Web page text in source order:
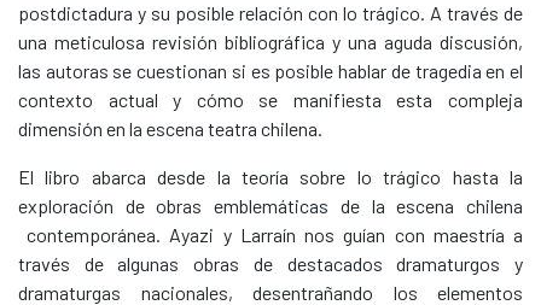
postdictadura y su posible relación con lo trágico. A través de
una meticulosa revisión bibliográfica y una aguda discusión,
las autoras se cuestionan si es posible hablar de tragedia en el
contexto actual y cómo se manifiesta esta compleja
dimensión en la escena teatra chilena.
El libro abarca desde la teoría sobre lo trágico hasta la
exploración de obras emblemáticas de la escena chilena
contemporánea. Ayazi y Larraín nos guían con maestría a
través de algunas obras de destacados dramaturgos y
dramaturgas nacionales, desentrañando los elementos